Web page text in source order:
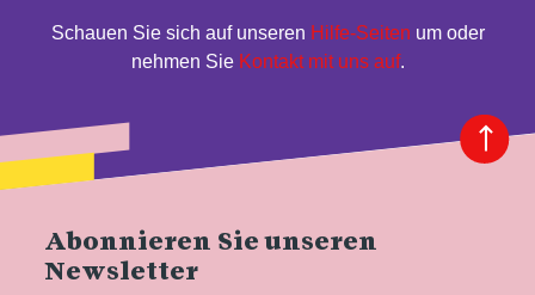
Schauen Sie sich auf unseren Hilfe-Seiten um oder
nehmen Sie Kontakt mit uns auf.
Abonnieren Sie unseren
Newsletter